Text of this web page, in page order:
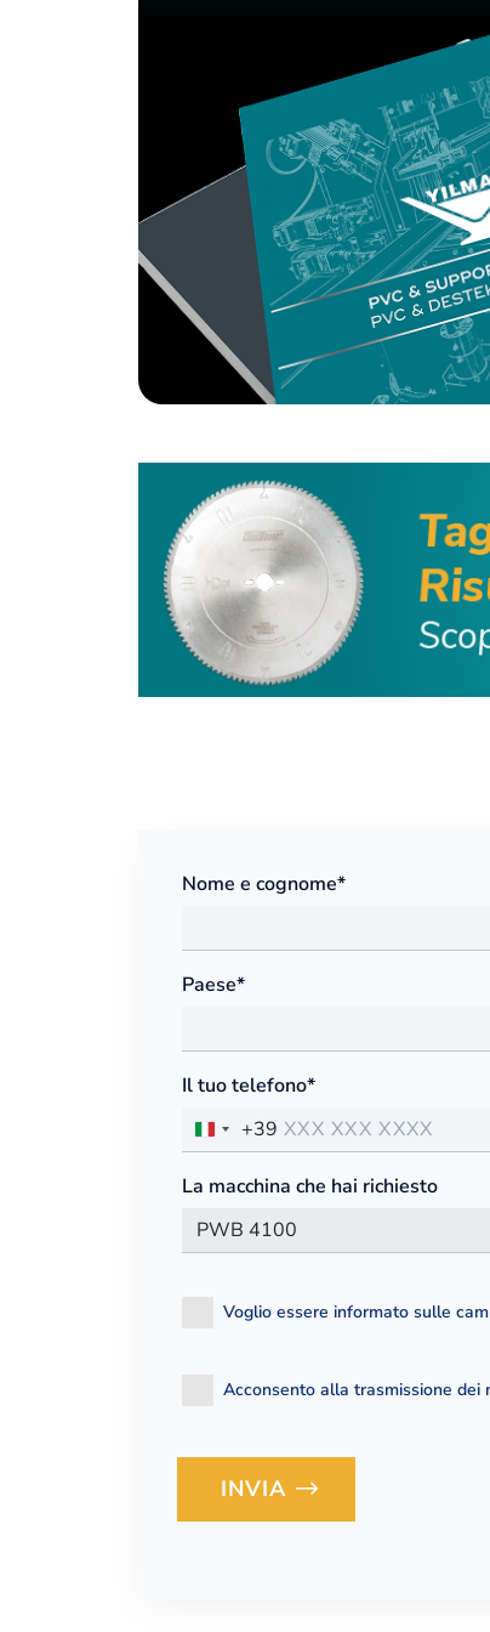
Nome e cognome*
Paese*
Il tuo telefono*
+39
La macchina che hai richiesto
Voglio essere informato sulle
Acconsento alla trasmissione dei
Loading...
INVIA